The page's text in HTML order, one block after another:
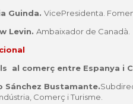
Guinda. VicePresidenta.
Levin. Ambaixador de Canadà.
al comerç entre Espanya i
Sánchez Bustamante.
Comerç i Turisme.